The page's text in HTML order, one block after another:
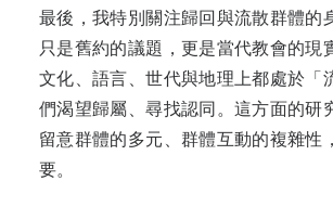
最後，我特別關注歸回與流散群體的
只是舊約的議題，更是當代教會的現
文化、語言、世代與地理上都處於「
們渴望歸屬、尋找認同。這方面的研
留意群體的多元、群體互動的複雜性
要。